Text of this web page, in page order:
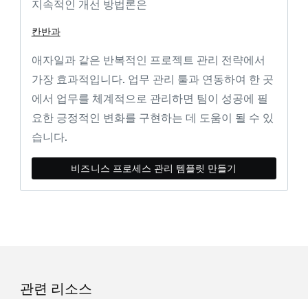
지속적인 개선 방법론은
칸반과
애자일과 같은 반복적인 프로젝트 관리 전략에서
가장 효과적입니다. 업무 관리 툴과 연동하여 한 곳
에서 업무를 체계적으로 관리하면 팀이 성공에 필
요한 긍정적인 변화를 구현하는 데 도움이 될 수 있
습니다.
비즈니스 프로세스 관리 템플릿 만들기
관련 리소스